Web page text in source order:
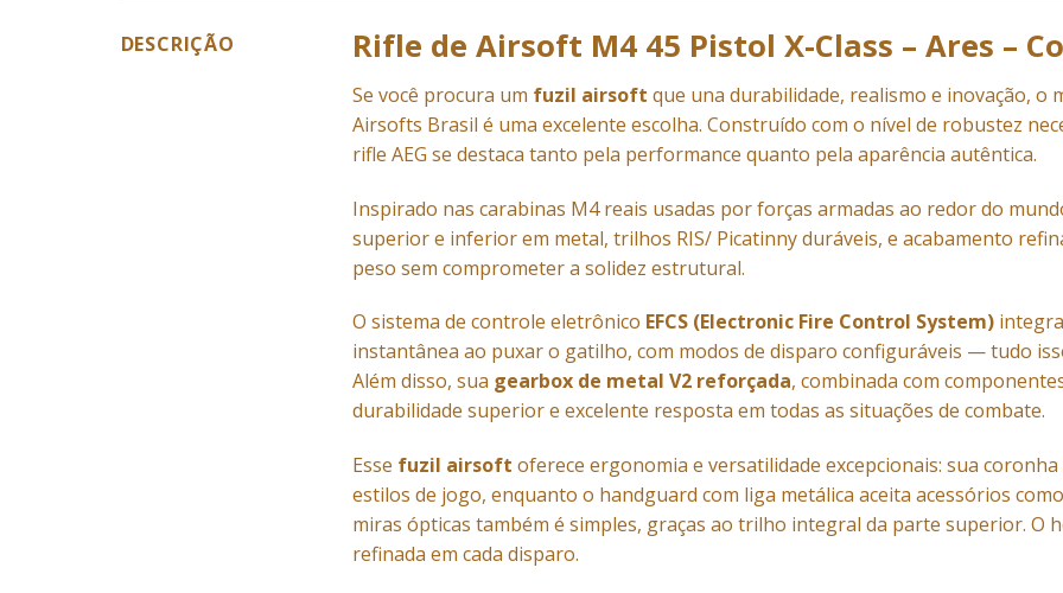
DESCRIÇÃO Rifle de Airsoft M4 45 Pistol X-Class – Ares –
Se você procura um fuzil airsoft que una durabilidade, realismo e inovação, o
Airsofts Brasil é uma excelente escolha. Construído com o nível de robustez
rifle AEG se destaca tanto pela performance quanto pela aparência autêntica.
Inspirado nas carabinas M4 reais usadas por forças armadas ao redor do
superior e inferior em metal, trilhos RIS/ Picatinny duráveis, e acabamento
peso sem comprometer a solidez estrutural.
O sistema de controle eletrônico EFCS (Electronic Fire Control System)
instantânea ao puxar o gatilho, com modos de disparo configuráveis — tudo
Além disso, sua gearbox de metal V2 reforçada, combinada com
durabilidade superior e excelente resposta em todas as situações de combate.
Esse fuzil airsoft oferece ergonomia e versatilidade excepcionais: sua
estilos de jogo, enquanto o handguard com liga metálica aceita acessórios
miras ópticas também é simples, graças ao trilho integral da parte superior. O
refinada em cada disparo.